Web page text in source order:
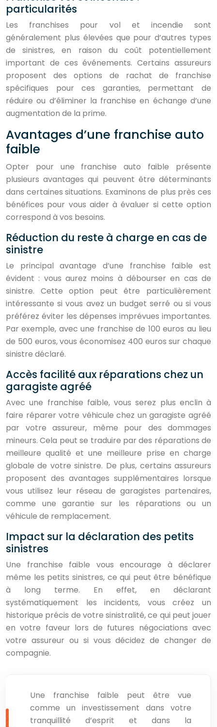
particularités
Les franchises pour vol et incendie sont
généralement plus élevées que pour d’autres types
de sinistres, en raison du coût potentiellement
important de ces événements. Certains assureurs
proposent des options de rachat de franchise
spécifiques pour ces garanties, permettant de
réduire ou d’éliminer la franchise en échange d’une
augmentation de la prime.
Avantages d’une franchise auto
faible
Opter pour une franchise auto faible présente
plusieurs avantages qui peuvent être déterminants
dans certaines situations. Examinons de plus près ces
bénéfices pour vous aider à évaluer si cette option
correspond à vos besoins.
Réduction du reste à charge en cas de
sinistre
Le principal avantage d’une franchise faible est
évident : vous aurez moins à débourser en cas de
sinistre. Cette option peut être particulièrement
intéressante si vous avez un budget serré ou si vous
préférez éviter les dépenses imprévues importantes.
Par exemple, avec une franchise de 100 euros au lieu
de 500 euros, vous économisez 400 euros sur chaque
sinistre déclaré.
Accès facilité aux réparations chez un
garagiste agréé
Avec une franchise faible, vous serez plus enclin à
faire réparer votre véhicule chez un garagiste agréé
par votre assureur, même pour des dommages
mineurs. Cela peut se traduire par des réparations de
meilleure qualité et une meilleure prise en charge
globale de votre sinistre. De plus, certains assureurs
proposent des avantages supplémentaires lorsque
vous utilisez leur réseau de garagistes partenaires,
comme une garantie sur les réparations ou un
véhicule de remplacement.
Impact sur la déclaration des petits
sinistres
Une franchise faible vous encourage à déclarer
même les petits sinistres, ce qui peut être bénéfique
à long terme. En effet, en déclarant
systématiquement les incidents, vous créez un
historique précis de votre sinistralité, ce qui peut jouer
en votre faveur lors de futures négociations avec
votre assureur ou si vous décidez de changer de
compagnie.
Une franchise faible peut être vue
comme un investissement dans votre
tranquillité d’esprit et dans la